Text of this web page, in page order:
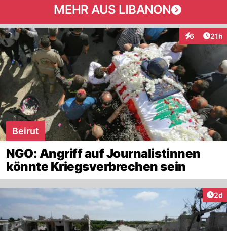
MEHR AUS LIBANON
6
Interaktionen
21h
Beirut
NGO: Angriff auf Journalistinnen
könnte Kriegsverbrechen sein
2d